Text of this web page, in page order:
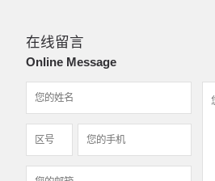
在线留言
Online Message